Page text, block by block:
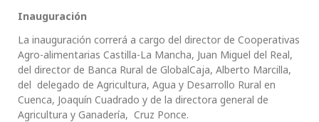
Inauguración
La inauguración correrá a cargo del director de Cooperativas
Agro-alimentarias Castilla-La Mancha, Juan Miguel del Real,
del director de Banca Rural de GlobalCaja, Alberto Marcilla,
del delegado de Agricultura, Agua y Desarrollo Rural en
Cuenca, Joaquín Cuadrado y de la directora general de
Agricultura y Ganadería, Cruz Ponce.